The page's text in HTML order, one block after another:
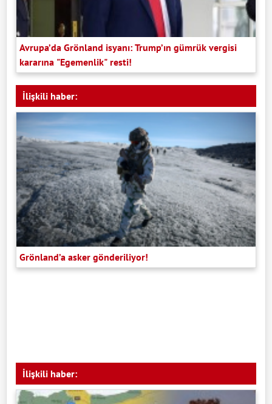
Avrupa’da Grönland isyanı: Trump’ın gümrük vergisi
kararına "Egemenlik" resti!
İlişkili haber:
Grönland’a asker gönderiliyor!
İlişkili haber: